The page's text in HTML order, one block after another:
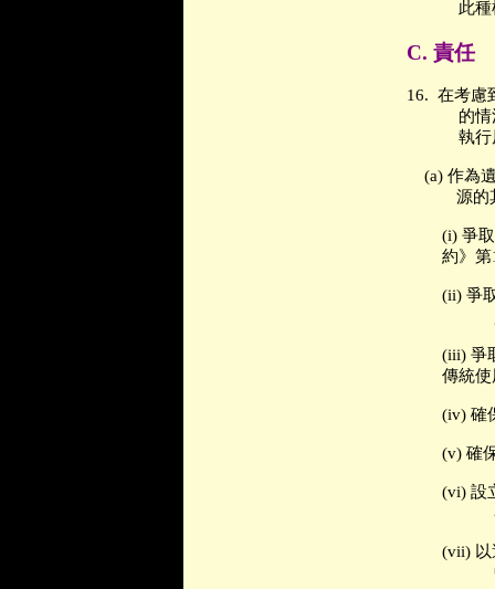
此
C. 責任
16. 在考慮
的
執
(a) 作為
源的
(i) 爭
約》第
(ii) 爭
(iii) 爭
傳統使
(iv) 確
(v) 確
(vi) 設
(vii)